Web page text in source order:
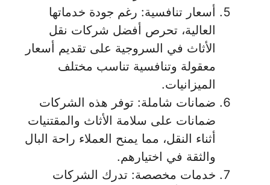
أسعار تنافسية: رغم جودة خدماتها
العالية، تحرص أفضل شركات نقل
الأثاث في السروجية على تقديم أسعار
معقولة وتنافسية تناسب مختلف
الميزانيات.
ضمانات شاملة: توفر هذه الشركات
ضمانات على سلامة الأثاث والمقتنيات
أثناء النقل، مما يمنح العملاء راحة البال
والثقة في اختيارهم.
خدمات مخصصة: تدرك الشركات